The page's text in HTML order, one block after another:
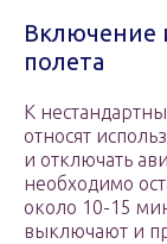
Включение
полета
К
относят
и отключать
необходимо
около 10-15
выключают и